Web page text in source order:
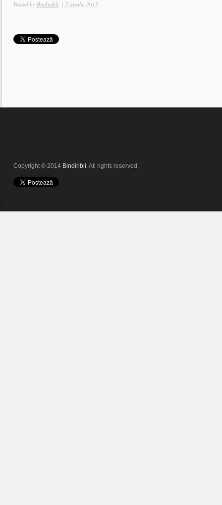
Posted by Bindiribli | 7 aprilie 2015
Copyright © 2014 Bindiribli. All rights reserved.